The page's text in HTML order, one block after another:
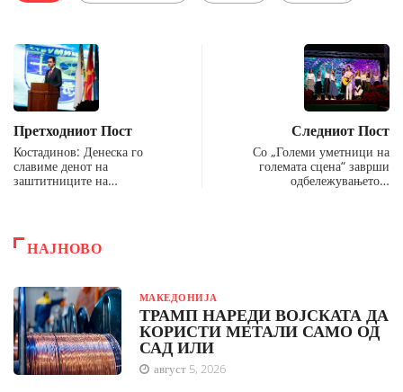
Претходниот Пост
Костадинов: Денеска го
славиме денот на
заштитниците на…
Следниот Пост
Со „Големи уметници на
големата сцена“ заврши
одбележувањето…
НАЈНОВО
МАКЕДОНИЈА
ТРАМП НАРЕДИ ВОЈСКАТА ДА
КОРИСТИ МЕТАЛИ САМО ОД
САД ИЛИ
август 5, 2026